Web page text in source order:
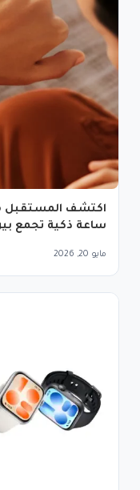
ساعة ذكية تجمع بين
مايو 20, 2026